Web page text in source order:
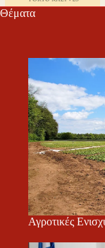
Θέματα
Αγροτικές